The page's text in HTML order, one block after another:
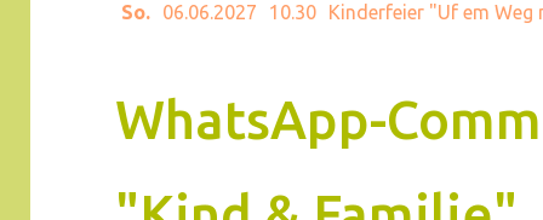
So.
06.06.2027 10.30 Kinderfeier "Uf em
WhatsApp-